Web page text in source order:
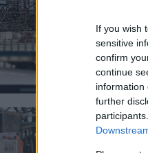
If you wish
sensitive
confirm
continue
information
further